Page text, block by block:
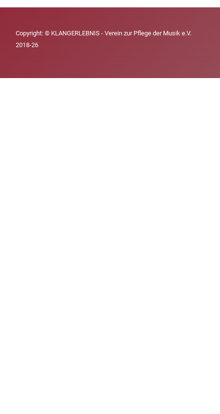
Copyright: © KLANGERLEBNIS - Verein zur Pflege der Musik e.V.
2018-26